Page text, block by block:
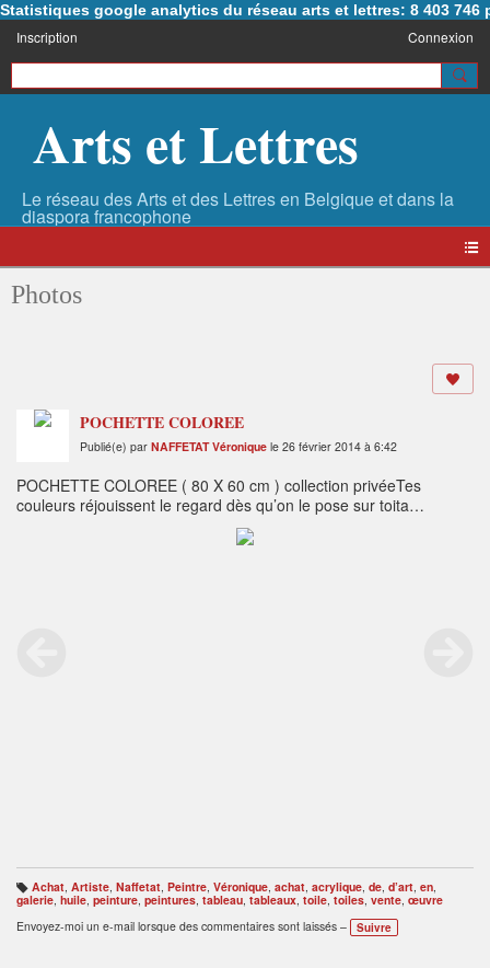
Statistiques google analytics du réseau arts et lettres: 8 403 746
Inscription Connexion
Arts et Lettres
Photos
POCHETTE COLOREE
Publié(e) par NAFFETAT Véronique le 26 février 2014 à 6:42
POCHETTE COLOREE ( 80 X 60 cm ) collection privéeTes
couleurs réjouissent le regard dès qu’on le pose sur toita
composition ne laisse pas indifférent,tu as été composé à partir
d’élément insoupçonnés….pour enchanter désormais le regard.
B
ali
s
e
Achat, Artiste, Naffetat, Peintre, Véronique, achat, acrylique, de, d’art, en,
galerie huile peinture peintures tableau tableaux toile toiles vente œuvre
Envoyez-moi un e-mail lorsque des commentaires sont laissés –
Suivre